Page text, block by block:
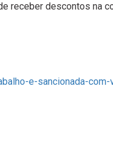
receber descontos na
e-sancionada-com-